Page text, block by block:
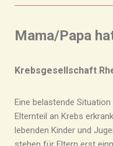
Mama/Papa
Krebsgesellschaft
Eine belastende
Elternteil an Krebs
lebenden Kinder und